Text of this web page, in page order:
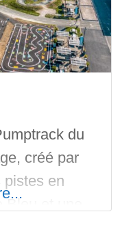
du
créé par
pistes en
et une